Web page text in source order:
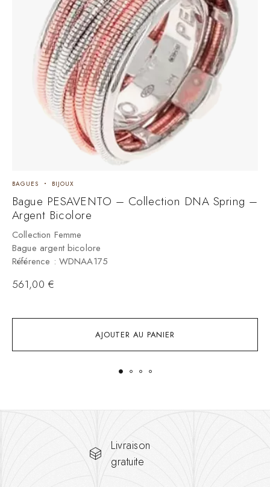
AJOUTER AU PANIER
BAGUES BIJOUX
Bague PESAVENTO – Collection DNA Spring –
Argent Bicolore
Collection Femme
Bague argent bicolore
Référence : WDNAA175
561,00 €
Livraison
gratuite